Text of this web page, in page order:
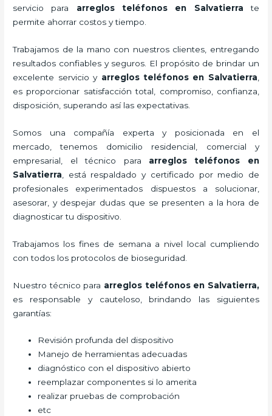
servicio para arreglos teléfonos en Salvatierra te
permite ahorrar costos y tiempo.
Trabajamos de la mano con nuestros clientes, entregando
resultados confiables y seguros. El propósito de brindar un
excelente servicio y arreglos teléfonosen Salvatierra
es proporcionar satisfacción total, compromiso, confianza,
disposición, superando así las expectativas.
Somos una compañía experta y posicionada en el
mercado, tenemos domicilio residencial, comercial y
empresarial, el técnico para arreglos teléfonos en
Salvatierra , está respaldado y certificado por medio de
profesionales experimentados dispuestos a solucionar,
asesorar, y despejar dudas que se presenten a la hora de
diagnosticar tu dispositivo.
Trabajamos los fines de semana a nivel local cumpliendo
con todos los protocolos de bioseguridad.
Nuestro técnico para arreglos teléfonosen Salvatierra,
es responsable y cauteloso, brindando las siguientes
garantías:
Revisión profunda del dispositivo
Manejo de herramientas adecuadas
diagnóstico con el dispositivo abierto
reemplazar componentes si lo amerita
realizar pruebas de comprobación
etc